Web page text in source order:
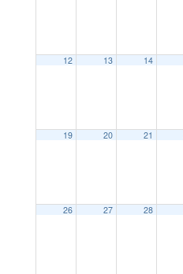
12 13 14
19 20 21
26 27 28